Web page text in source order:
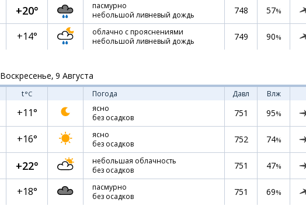
+20°
пасмурно
небольшой ливневый дождь
748 57%
+14°
облачно с прояснениями
небольшой ливневый дождь
749 90%
Воскресенье, 9 Августа
t°C Погода Давл Влж
+11°
ясно
без осадков
751 95%
+16°
ясно
без осадков
752 74%
+22°
небольшая облачность
без осадков
751 47%
+18°
пасмурно
без осадков
751 69%